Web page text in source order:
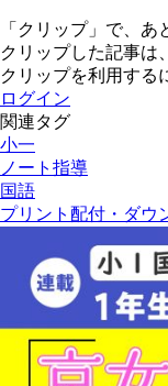
「クリップ」で、あ
クリップした記事は
クリップを利用する
ログイン
関連タグ
小一
ノート指導
国語
プリント配付・ダウ